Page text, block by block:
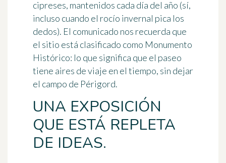
cipreses, mantenidos cada día del año (sí,
incluso cuando el rocío invernal pica los
dedos). El comunicado nos recuerda que
el sitio está clasificado como Monumento
Histórico: lo que significa que el paseo
tiene aires de viaje en el tiempo, sin dejar
el campo de Périgord.
UNA EXPOSICIÓN
QUE ESTÁ REPLETA
DE IDEAS.